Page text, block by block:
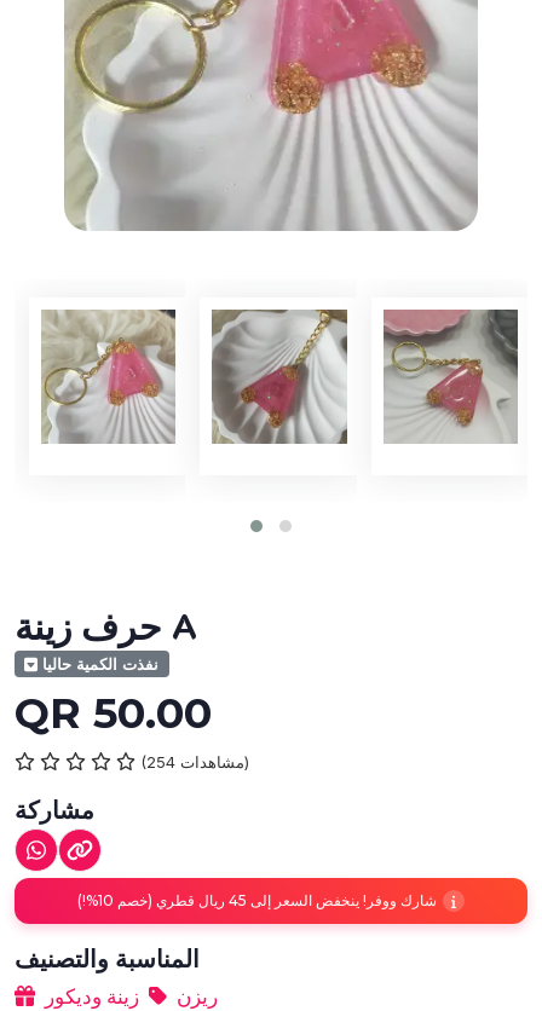
حرف زينة A
نفذت الكمية حاليا
QR 50.00
(254 مشاهدات)
مشاركة
شارك ووفر! ينخفض السعر إلى 45 ريال قطري (خصم 10%!)
المناسبة والتصنيف
زينة وديكور ريزن